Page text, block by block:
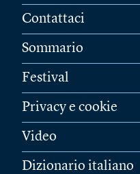
Contattaci
Sommario
Festival
Privacy e cookie
Video
Dizionario italiano